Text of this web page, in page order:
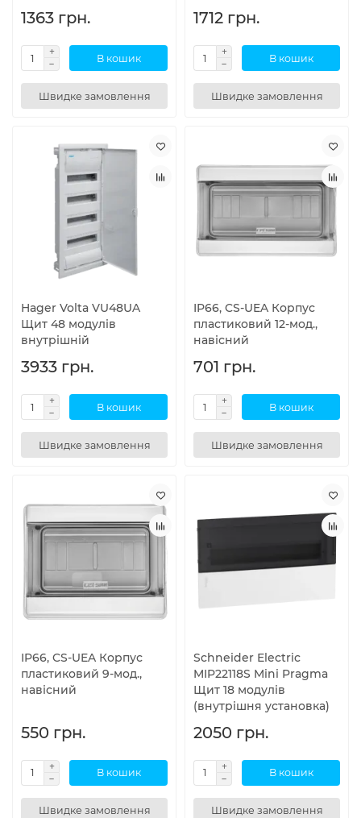
1363 грн.
В кошик
Швидке замовлення
1712 грн.
В кошик
Швидке замовлення
Hager Volta VU48UA
Щит 48 модулів
внутрішній
3933 грн.
В кошик
Швидке замовлення
IP66, CS-UEA Корпус
пластиковий 12-мод.,
навісний
701 грн.
В кошик
Швидке замовлення
IP66, CS-UEA Корпус
пластиковий 9-мод.,
навісний
550 грн.
В кошик
Швидке замовлення
Schneider Electric
MIP22118S Mini Pragma
Щит 18 модулів
(внутрішня установка)
2050 грн.
В кошик
Швидке замовлення